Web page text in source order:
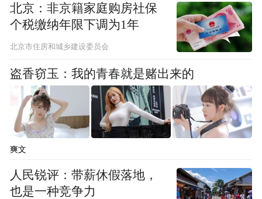
在一处多车流交汇的复杂路口，右侧辅路右
转车辆与本车右转路线汇入同一车道，加之
非机动车干扰，三个方向的车流同时汇入单
条车道。系统在此处持续判断车道选择，因
右侧车辆跟车距离较远，未贸然前进，直至
左侧车辆让行后才顺利汇入，整体通行节奏
偏慢。途经施工路段时，系统抓住通行空隙
向左变道，主动规避施工区域，随后主动礼
让对向车辆，策略偏保守。
北京：非京籍家庭购房社保
个税缴纳年限下调为1年
北京市住房和城乡建设委员会
盗香窃玉：我的青春就是赌出来的
爽文
人民锐评：带薪休假落地，
也是一种竞争力